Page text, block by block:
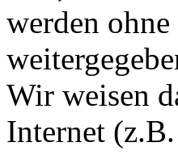
werden
Wir weisen
Internet